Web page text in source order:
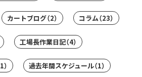
カートブログ（2） コラム（23）
工場長作業日記（4）
） 過去年間スケジュール（1）